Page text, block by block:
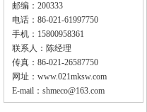
邮编：200333
电话：86-021-61997750
手机：15800958361
联系人：陈经理
传真：86-021-26587750
网址： www.021mksw.com
E-mail： shmeco@163.com